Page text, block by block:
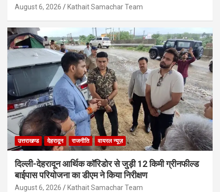
August 6, 2026 Kathait Samachar Team
उत्तराखण्ड देहरादून राजनीति वायरल न्यूज़
दिल्ली-देहरादून आर्थिक कॉरिडोर से जुड़ी 12 किमी ग्रीनफील्ड
बाईपास परियोजना का डीएम ने किया निरीक्षण
August 6, 2026 Kathait Samachar Team